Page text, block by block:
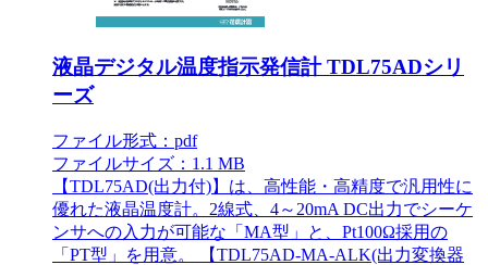
液晶デジタル温度指示発信計 TDL75ADシリ
ーズ
ファイル形式：pdf
ファイルサイズ：1.1 MB
【TDL75AD(出力付)】は、高性能・高精度で汎用性に
優れた液晶温度計。2線式、4～20mA DC出力でシーケ
ンサへの入力が可能な「MA型」と、Pt100Ω採用の
「PT型」を用意。 【TDL75AD-MA-ALK(出力変換器